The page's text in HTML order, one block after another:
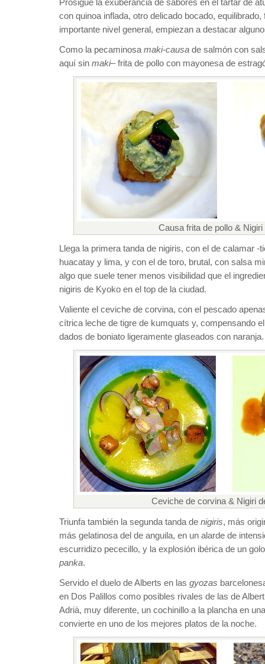
Prosigue la exuberancia de sabores en el tartar de
con quinoa inflada, otro delicado bocado,
importante nivel general, empiezan a destacar
Como la pecaminosa maki-causa de salmón con
aquí sin maki– frita de pollo con mayonesa de
Causa frita de pollo & Nigiri
Llega la primera tanda de nigiris, con el de calamar -
huacatay y lima, y con el de toro, brutal, con salsa
algo que suele tener menos visibilidad que el
nigiris de Kyoko en el top de la ciudad.
Valiente el ceviche de corvina, con el pescado
cítrica leche de tigre de kumquats y, compensando
dados de boniato ligeramente glaseados con naranja.
Ceviche de corvina & Nigiri
Triunfa también la segunda tanda de nigiris, más
más gelatinosa del de anguila, en un alarde de
escurridizo pececillo, y la explosión ibérica de un
panka.
Servido el duelo de Alberts en las gyozas
en Dos Palillos como posibles rivales de las de
Adrià, muy diferente, un cochinillo a la plancha en
convierte en uno de los mejores platos de la noche.